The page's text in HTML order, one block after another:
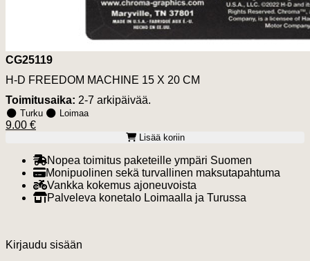
CG25119
H-D FREEDOM MACHINE 15 X 20 CM
Toimitusaika: 2-7 arkipäivää.
Turku Loimaa
9.00 €
Lisää koriin
Nopea toimitus paketeille ympäri Suomen
Monipuolinen sekä turvallinen maksutapahtuma
Vankka kokemus ajoneuvoista
Palveleva konetalo Loimaalla ja Turussa
Kirjaudu sisään